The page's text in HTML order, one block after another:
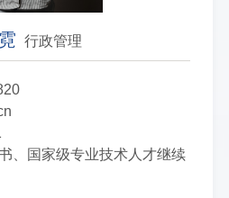
行政管理
、国家级专业技术人才继续